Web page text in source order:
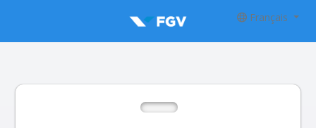
Français